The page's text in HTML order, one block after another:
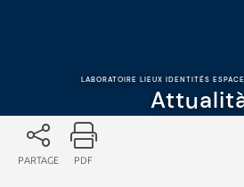
LABORATOIRE LIEUX IDENTITÉS
PARTAGE PDF